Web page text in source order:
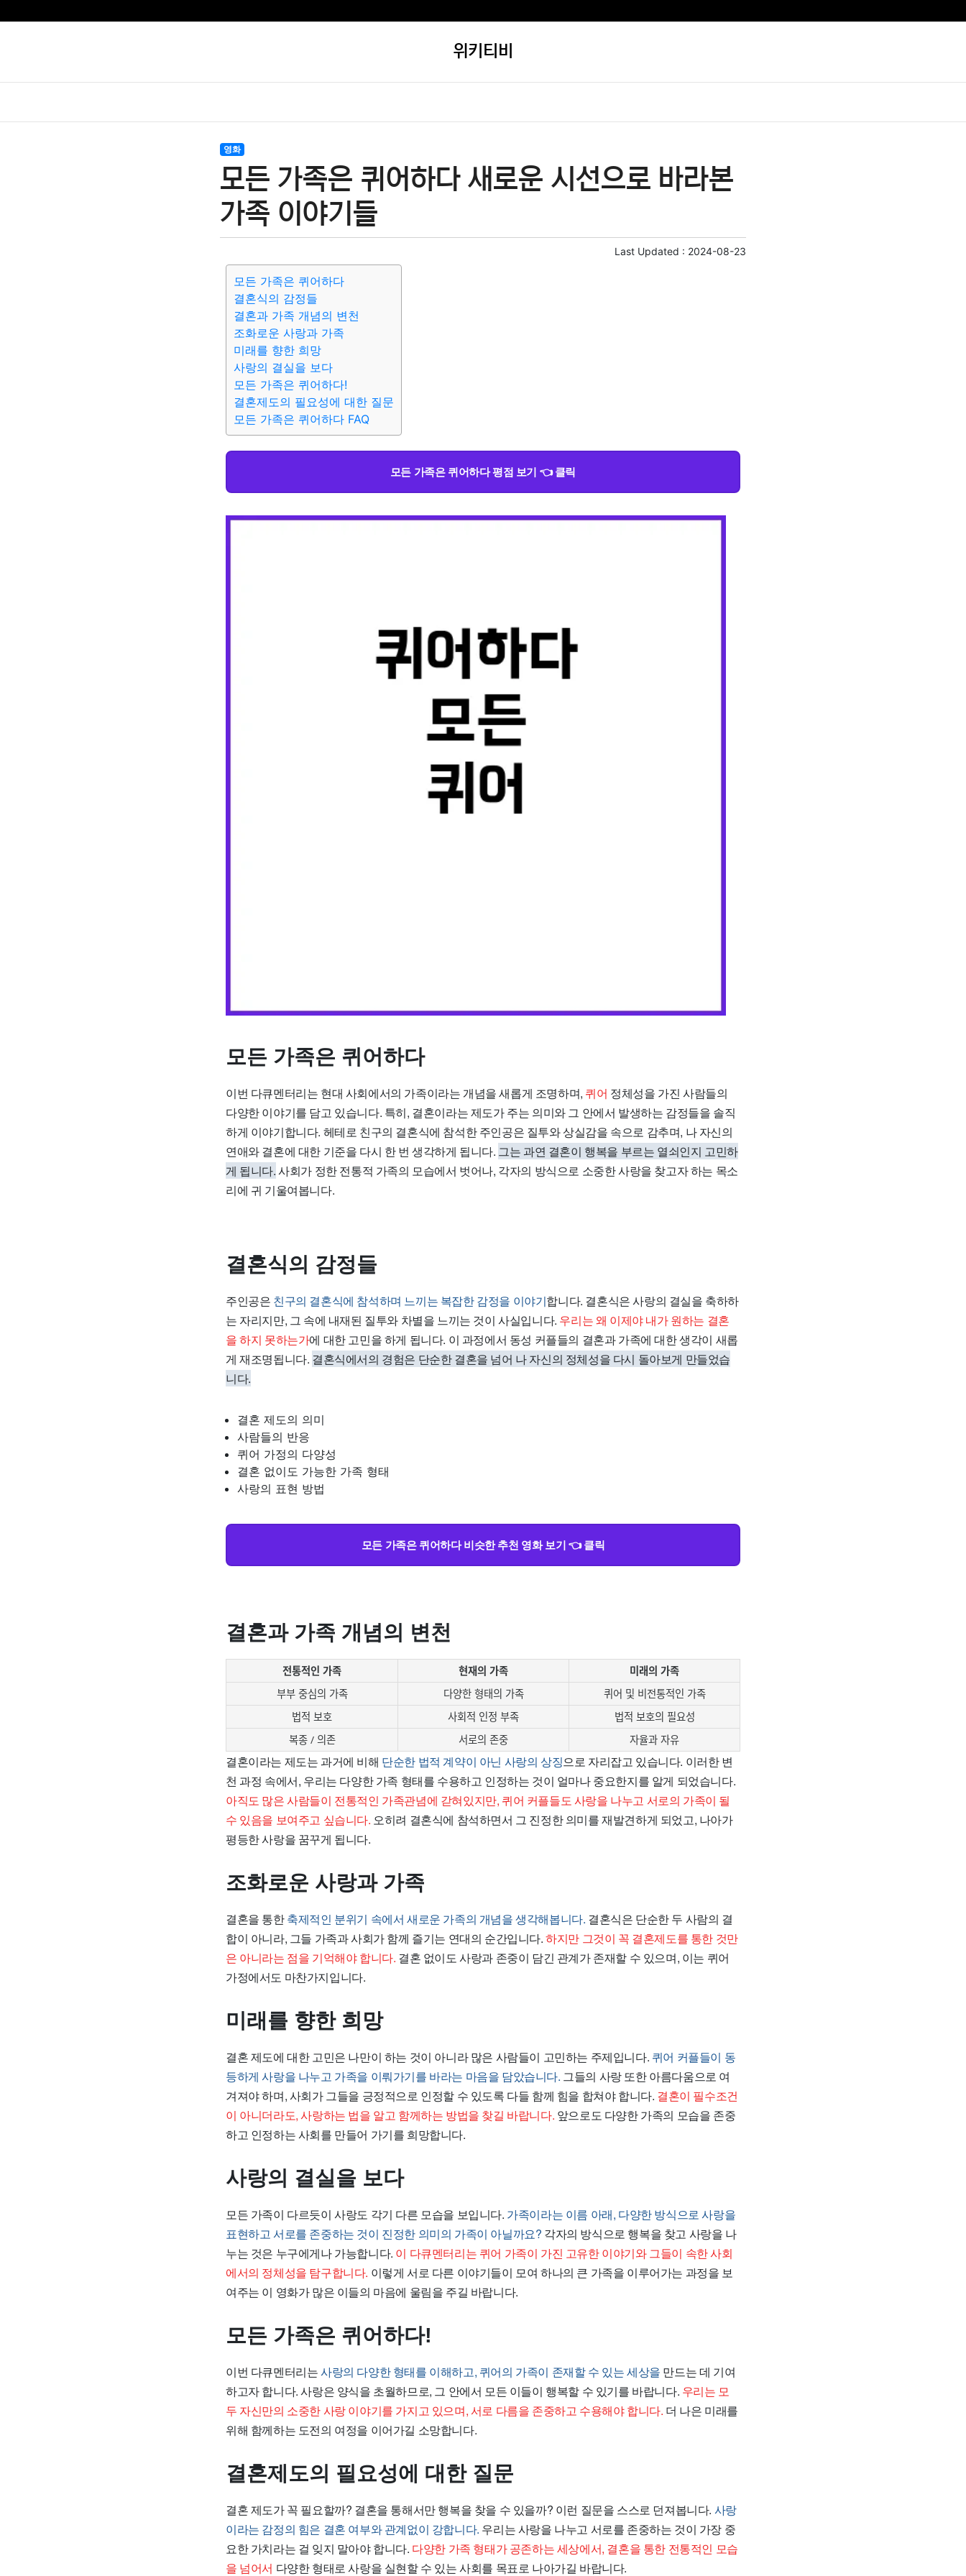
위키티비
영화
모든 가족은 퀴어하다 새로운 시선으로 바라본
가족 이야기들
Last Updated : 2024-08-23
모든 가족은 퀴어하다
결혼식의 감정들
결혼과 가족 개념의 변천
조화로운 사랑과 가족
미래를 향한 희망
사랑의 결실을 보다
모든 가족은 퀴어하다!
결혼제도의 필요성에 대한 질문
모든 가족은 퀴어하다 FAQ
모든 가족은 퀴어하다 평점 보기 👈 클릭
모든 가족은 퀴어하다
이번 다큐멘터리는 현대 사회에서의 가족이라는 개념을 새롭게 조명하며, 퀴어 정체성을 가진 사람들의
다양한 이야기를 담고 있습니다. 특히, 결혼이라는 제도가 주는 의미와 그 안에서 발생하는 감정들을 솔직
하게 이야기합니다. 헤테로 친구의 결혼식에 참석한 주인공은 질투와 상실감을 속으로 감추며, 나 자신의
연애와 결혼에 대한 기준을 다시 한 번 생각하게 됩니다. 그는 과연 결혼이 행복을 부르는 열쇠인지 고민하
게 됩니다.사회가 정한 전통적 가족의 모습에서 벗어나, 각자의 방식으로 소중한 사랑을 찾고자 하는 목소
리에 귀 기울여봅니다.
결혼식의 감정들
주인공은 친구의 결혼식에 참석하며 느끼는 복잡한 감정을 이야기합니다. 결혼식은 사랑의 결실을 축하하
는 자리지만, 그 속에 내재된 질투와 차별을 느끼는 것이 사실입니다. 우리는 왜 이제야 내가 원하는 결혼
을 하지 못하는가에 대한 고민을 하게 됩니다. 이 과정에서 동성 커플들의 결혼과 가족에 대한 생각이 새롭
게 재조명됩니다. 결혼식에서의 경험은 단순한 결혼을 넘어 나 자신의 정체성을 다시 돌아보게 만들었습
니다.
결혼 제도의 의미
사람들의 반응
퀴어 가정의 다양성
결혼 없이도 가능한 가족 형태
사랑의 표현 방법
모든 가족은 퀴어하다 비슷한 추천 영화 보기 👈 클릭
결혼과 가족 개념의 변천
전통적인 가족 현재의 가족
미래의 가족
부부 중심의 가족
다양한 형태의 가족
퀴어 및 비전통적인 가족
법적 보호
사회적 인정 부족
법적 보호의 필요성
복종 / 의존
서로의 존중 자율과 자유
결혼이라는 제도는 과거에 비해 단순한 법적 계약이 아닌 사랑의 상징으로 자리잡고 있습니다. 이러한 변
천 과정 속에서, 우리는 다양한 가족 형태를 수용하고 인정하는 것이 얼마나 중요한지를 알게 되었습니다.
아직도 많은 사람들이 전통적인 가족관념에 갇혀있지만, 퀴어 커플들도 사랑을 나누고 서로의 가족이 될
수 있음을 보여주고 싶습니다. 오히려 결혼식에 참석하면서 그 진정한 의미를 재발견하게 되었고, 나아가
평등한 사랑을 꿈꾸게 됩니다.
조화로운 사랑과 가족
결혼을 통한축제적인 분위기 속에서 새로운 가족의 개념을 생각해봅니다. 결혼식은 단순한 두 사람의 결
합이 아니라, 그들 가족과 사회가 함께 즐기는 연대의 순간입니다.하지만 그것이 꼭 결혼제도를 통한 것만
은 아니라는 점을 기억해야 합니다. 결혼 없이도 사랑과 존중이 담긴 관계가 존재할 수 있으며, 이는 퀴어
가정에서도 마찬가지입니다.
미래를 향한 희망
결혼 제도에 대한 고민은 나만이 하는 것이 아니라 많은 사람들이 고민하는 주제입니다. 퀴어 커플들이 동
등하게 사랑을 나누고 가족을 이뤄가기를 바라는 마음을 담았습니다. 그들의 사랑 또한 아름다움으로 여
겨져야 하며, 사회가 그들을 긍정적으로 인정할 수 있도록 다들 함께 힘을 합쳐야 합니다. 결혼이 필수조건
이 아니더라도, 사랑하는 법을 알고 함께하는 방법을 찾길 바랍니다. 앞으로도 다양한 가족의 모습을 존중
하고 인정하는 사회를 만들어 가기를 희망합니다.
사랑의 결실을 보다
모든 가족이 다르듯이 사랑도 각기 다른 모습을 보입니다. 가족이라는 이름 아래, 다양한 방식으로 사랑을
표현하고 서로를 존중하는 것이 진정한 의미의 가족이 아닐까요? 각자의 방식으로 행복을 찾고 사랑을 나
누는 것은 누구에게나 가능합니다. 이 다큐멘터리는 퀴어 가족이 가진 고유한 이야기와 그들이 속한 사회
에서의 정체성을 탐구합니다. 이렇게 서로 다른 이야기들이 모여 하나의 큰 가족을 이루어가는 과정을 보
여주는 이 영화가 많은 이들의 마음에 울림을 주길 바랍니다.
모든 가족은 퀴어하다!
이번 다큐멘터리는사랑의 다양한 형태를 이해하고, 퀴어의 가족이 존재할 수 있는 세상을 만드는 데 기여
하고자 합니다. 사랑은 양식을 초월하므로, 그 안에서 모든 이들이 행복할 수 있기를 바랍니다. 우리는 모
두 자신만의 소중한 사랑 이야기를 가지고 있으며, 서로 다름을 존중하고 수용해야 합니다. 더 나은 미래를
위해 함께하는 도전의 여정을 이어가길 소망합니다.
결혼제도의 필요성에 대한 질문
결혼 제도가 꼭 필요할까? 결혼을 통해서만 행복을 찾을 수 있을까? 이런 질문을 스스로 던져봅니다. 사랑
이라는 감정의 힘은 결혼 여부와 관계없이 강합니다. 우리는 사랑을 나누고 서로를 존중하는 것이 가장 중
요한 가치라는 걸 잊지 말아야 합니다. 다양한 가족 형태가 공존하는 세상에서, 결혼을 통한 전통적인 모습
을 넘어서 다양한 형태로 사랑을 실현할 수 있는 사회를 목표로 나아가길 바랍니다.